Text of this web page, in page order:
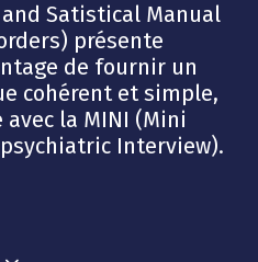
and Satistical Manual
présente
de fournir un
cohérent et simple,
la MINI (Mini
Interview).